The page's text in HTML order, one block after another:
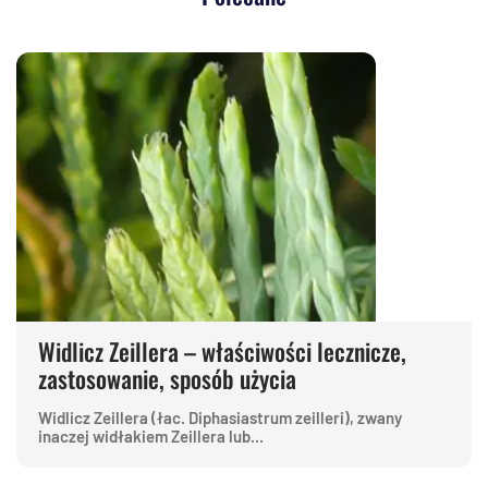
Widlicz Zeillera – właściwości lecznicze,
zastosowanie, sposób użycia
Widlicz Zeillera (łac. Diphasiastrum zeilleri), zwany
inaczej widłakiem Zeillera lub...